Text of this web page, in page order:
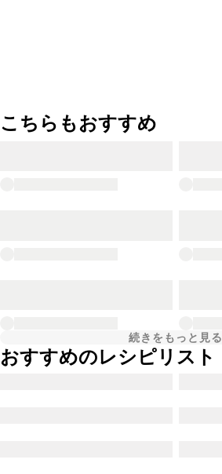
こちらもおすすめ
続きをもっと見る
おすすめのレシピリスト